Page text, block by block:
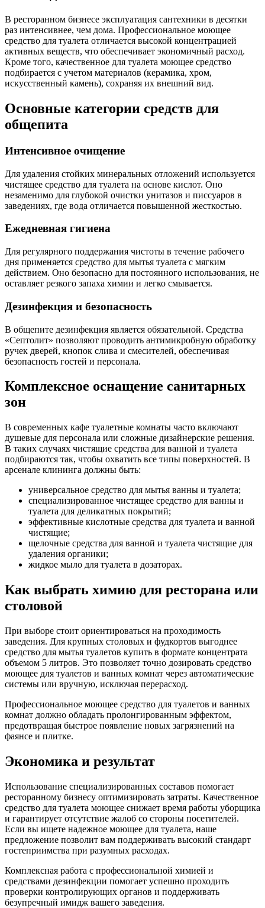
В ресторанном бизнесе эксплуатация сантехники в десятки
раз интенсивнее, чем дома. Профессиональное моющее
средство для туалета отличается высокой концентрацией
активных веществ, что обеспечивает экономичный расход.
Кроме того, качественное для туалета моющее средство
подбирается с учетом материалов (керамика, хром,
искусственный камень), сохраняя их внешний вид.
Основные категории средств для
общепита
Интенсивное очищение
Для удаления стойких минеральных отложений используется
чистящее средство для туалета на основе кислот. Оно
незаменимо для глубокой очистки унитазов и писсуаров в
заведениях, где вода отличается повышенной жесткостью.
Ежедневная гигиена
Для регулярного поддержания чистоты в течение рабочего
дня применяется средство для мытья туалета с мягким
действием. Оно безопасно для постоянного использования, не
оставляет резкого запаха химии и легко смывается.
Дезинфекция и безопасность
В общепите дезинфекция является обязательной. Средства
«Септолит» позволяют проводить антимикробную обработку
ручек дверей, кнопок слива и смесителей, обеспечивая
безопасность гостей и персонала.
Комплексное оснащение санитарных
зон
В современных кафе туалетные комнаты часто включают
душевые для персонала или сложные дизайнерские решения.
В таких случаях чистящие средства для ванной и туалета
подбираются так, чтобы охватить все типы поверхностей. В
арсенале клининга должны быть:
универсальное средство для мытья ванны и туалета;
специализированное чистящее средство для ванны и
туалета для деликатных покрытий;
эффективные кислотные средства для туалета и ванной
чистящие;
щелочные средства для ванной и туалета чистящие для
удаления органики;
жидкое мыло для туалета в дозаторах.
Как выбрать химию для ресторана или
столовой
При выборе стоит ориентироваться на проходимость
заведения. Для крупных столовых и фудкортов выгоднее
средство для мытья туалетов купить в формате концентрата
объемом 5 литров. Это позволяет точно дозировать средство
моющее для туалетов и ванных комнат через автоматические
системы или вручную, исключая перерасход.
Профессиональное моющее средство для туалетов и ванных
комнат должно обладать пролонгированным эффектом,
предотвращая быстрое появление новых загрязнений на
фаянсе и плитке.
Экономика и результат
Использование специализированных составов помогает
ресторанному бизнесу оптимизировать затраты. Качественное
средство для туалета моющее снижает время работы уборщика
и гарантирует отсутствие жалоб со стороны посетителей.
Если вы ищете надежное моющее для туалета, наше
предложение позволит вам поддерживать высокий стандарт
гостеприимства при разумных расходах.
Комплексная работа с профессиональной химией и
средствами дезинфекции помогает успешно проходить
проверки контролирующих органов и поддерживать
безупречный имидж вашего заведения.